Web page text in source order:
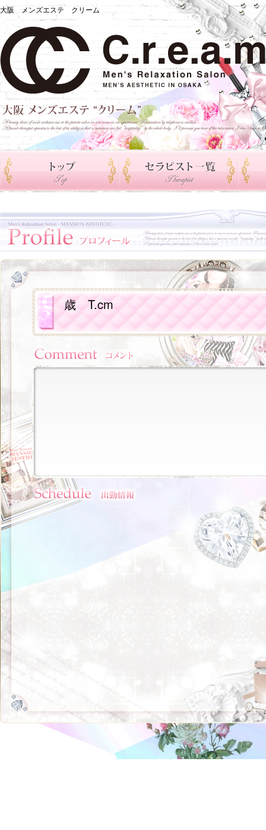
大阪 メンズエステ クリーム
歳 T.cm